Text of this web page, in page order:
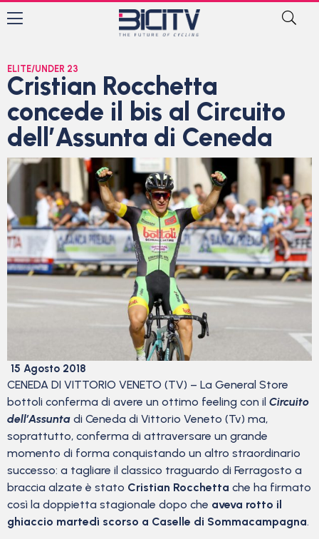
ELITE/UNDER 23
Cristian Rocchetta
concede il bis al Circuito
dell’Assunta di Ceneda
15 Agosto 2018
CENEDA DI VITTORIO VENETO (TV) – La General Store
bottoli conferma di avere un ottimo feeling con il Circuito
dell’Assunta di Ceneda di Vittorio Veneto (Tv) ma,
soprattutto, conferma di attraversare un grande
momento di forma conquistando un altro straordinario
successo: a tagliare il classico traguardo di Ferragosto a
braccia alzate è stato Cristian Rocchetta che ha firmato
così la doppietta stagionale dopo che aveva rotto il
ghiaccio martedì scorso a Caselle di Sommacampagna.